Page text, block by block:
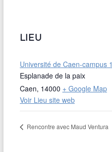
LIEU
Université de Caen-campus 1
Esplanade de la paix
Caen, 14000 + Google Map
Voir Lieu site web
Rencontre avec Maud Ventura